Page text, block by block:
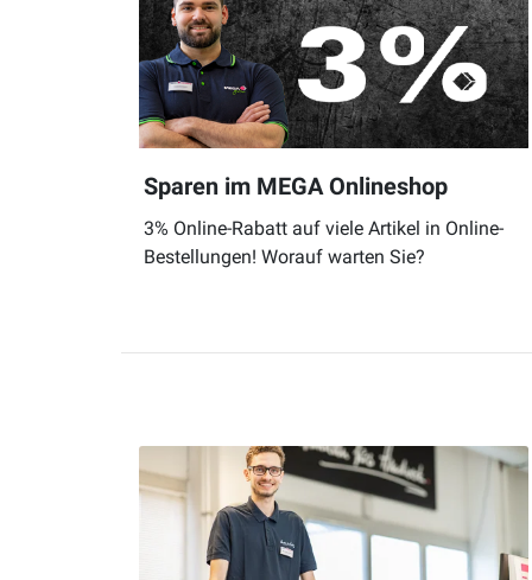
Sparen im MEGA Onlineshop
3% Online-Rabatt auf viele Artikel in Online-
Bestellungen! Worauf warten Sie?